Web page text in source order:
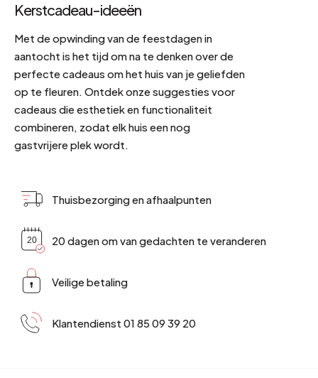
Kerstcadeau-ideeën
Met de opwinding van de feestdagen in
aantocht is het tijd om na te denken over de
perfecte cadeaus om het huis van je geliefden
op te fleuren. Ontdek onze suggesties voor
cadeaus die esthetiek en functionaliteit
combineren, zodat elk huis een nog
gastvrijere plek wordt.
Thuisbezorging en afhaalpunten
20 dagen om van gedachten te veranderen
Veilige betaling
Klantendienst 01 85 09 39 20